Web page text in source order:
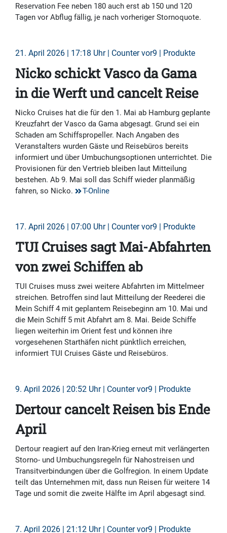
Reservation Fee neben 180 auch erst ab 150 und 120
Tagen vor Abflug fällig, je nach vorheriger Stornoquote.
21. April 2026 | 17:18 Uhr | Counter vor9 | Produkte
Nicko schickt Vasco da Gama
in die Werft und cancelt Reise
Nicko Cruises hat die für den 1. Mai ab Hamburg geplante
Kreuzfahrt der Vasco da Gama abgesagt. Grund sei ein
Schaden am Schiffspropeller. Nach Angaben des
Veranstalters wurden Gäste und Reisebüros bereits
informiert und über Umbuchungsoptionen unterrichtet. Die
Provisionen für den Vertrieb bleiben laut Mitteilung
bestehen. Ab 9. Mai soll das Schiff wieder planmäßig
fahren, so Nicko.
T-Online
17. April 2026 | 07:00 Uhr | Counter vor9 | Produkte
TUI Cruises sagt Mai-Abfahrten
von zwei Schiffen ab
TUI Cruises muss zwei weitere Abfahrten im Mittelmeer
streichen. Betroffen sind laut Mitteilung der Reederei die
Mein Schiff 4 mit geplantem Reisebeginn am 10. Mai und
die Mein Schiff 5 mit Abfahrt am 8. Mai. Beide Schiffe
liegen weiterhin im Orient fest und können ihre
vorgesehenen Starthäfen nicht pünktlich erreichen,
informiert TUI Cruises Gäste und Reisebüros.
9. April 2026 | 20:52 Uhr | Counter vor9 | Produkte
Dertour cancelt Reisen bis Ende
April
Dertour reagiert auf den Iran-Krieg erneut mit verlängerten
Storno- und Umbuchungsregeln für Nahostreisen und
Transitverbindungen über die Golfregion. In einem Update
teilt das Unternehmen mit, dass nun Reisen für weitere 14
Tage und somit die zweite Hälfte im April abgesagt sind.
7. April 2026 | 21:12 Uhr | Counter vor9 | Produkte